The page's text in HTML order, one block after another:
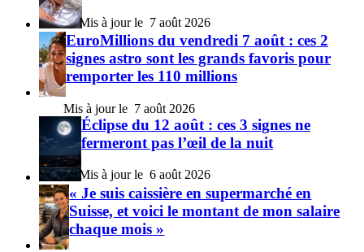
7 août 2026
EuroMillions du vendredi 7 août : ces 2
signes astro sont les grands favoris pour
remporter les 110 millions
7 août 2026
Éclipse du 12 août : ces 3 signes ne
fermeront pas l’œil de la nuit
6 août 2026
« Je suis caissière en supermarché en
Suisse, et voici le montant de mon salaire
chaque mois »